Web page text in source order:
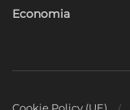
Economia